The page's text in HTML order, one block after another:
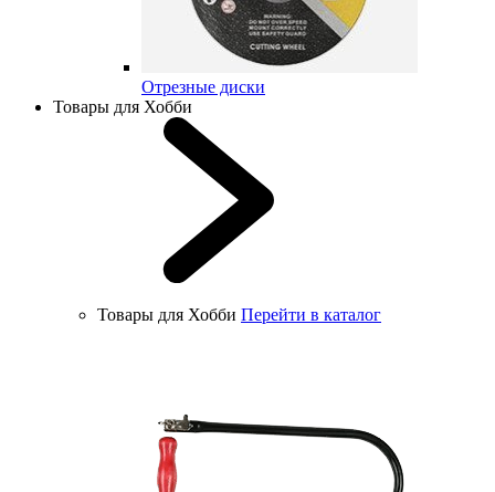
Отрезные диски
Товары для Хобби
Товары для Хобби Перейти в каталог